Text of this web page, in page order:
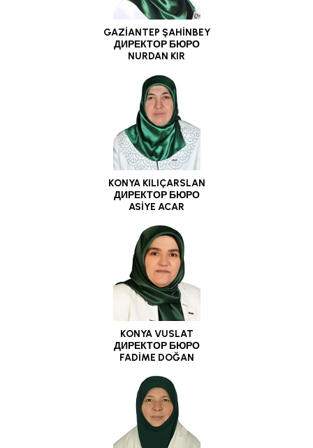
GAZİANTEP ŞAHİNBEY
ДИРЕКТОР БЮРО
NURDAN KIR
KONYA KILIÇARSLAN
ДИРЕКТОР БЮРО
ASİYE ACAR
KONYA VUSLAT
ДИРЕКТОР БЮРО
FADİME DOĞAN